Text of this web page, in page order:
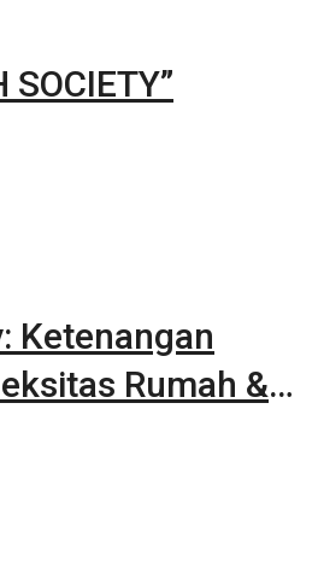
SOCIETY”
Ketenangan
Rumah &